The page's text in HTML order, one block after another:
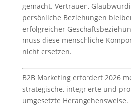
gemacht. Vertrauen,
persönliche Beziehungen
erfolgreicher
muss diese menschliche
nicht ersetzen.
B2B Marketing erfordert 2026
strategische, integrierte und
umgesetzte